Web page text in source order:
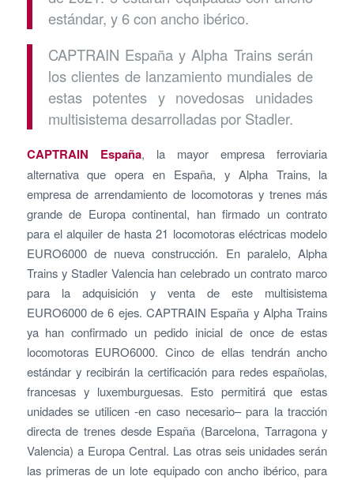
estándar, y 6 con ancho ibérico.
CAPTRAIN España y Alpha Trains serán
los clientes de lanzamiento mundiales de
estas potentes y novedosas unidades
multisistema desarrolladas por Stadler.
CAPTRAIN España, la mayor empresa ferroviaria
alternativa que opera en España, y Alpha Trains, la
empresa de arrendamiento de locomotoras y trenes más
grande de Europa continental, han firmado un contrato
para el alquiler de hasta 21 locomotoras eléctricas modelo
EURO6000 de nueva construcción. En paralelo, Alpha
Trains y Stadler Valencia han celebrado un contrato marco
para la adquisición y venta de este multisistema
EURO6000 de 6 ejes. CAPTRAIN España y Alpha Trains
ya han confirmado un pedido inicial de once de estas
locomotoras EURO6000. Cinco de ellas tendrán ancho
estándar y recibirán la certificación para redes españolas,
francesas y luxemburguesas. Esto permitirá que estas
unidades se utilicen -en caso necesario– para la tracción
directa de trenes desde España (Barcelona, Tarragona y
Valencia) a Europa Central. Las otras seis unidades serán
las primeras de un lote equipado con ancho ibérico, para